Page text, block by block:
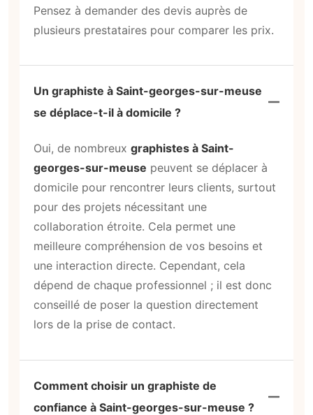
Pensez à demander des devis auprès de
plusieurs prestataires pour comparer les prix.
Un graphiste à Saint-georges-sur-meuse
se déplace-t-il à domicile ?
Oui, de nombreux graphistes à Saint-
georges-sur-meuse peuvent se déplacer à
domicile pour rencontrer leurs clients, surtout
pour des projets nécessitant une
collaboration étroite. Cela permet une
meilleure compréhension de vos besoins et
une interaction directe. Cependant, cela
dépend de chaque professionnel ; il est donc
conseillé de poser la question directement
lors de la prise de contact.
Comment choisir un graphiste de
confiance à Saint-georges-sur-meuse ?